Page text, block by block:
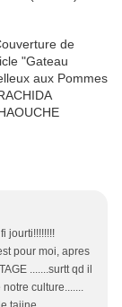
jourti!!!!!!!!
pour moi, apres
.......surtt qd il
culture.......